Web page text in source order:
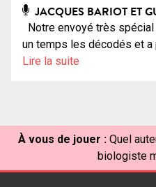
JACQUES BARIOT ET
Notre envoyé très
un temps les décodés et
Lire la suite
À vous de jouer : Quel
biologiste